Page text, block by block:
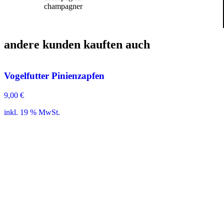
champagner
andere kunden kauften auch
Vogelfutter Pinienzapfen
9,00 €
inkl. 19 % MwSt.